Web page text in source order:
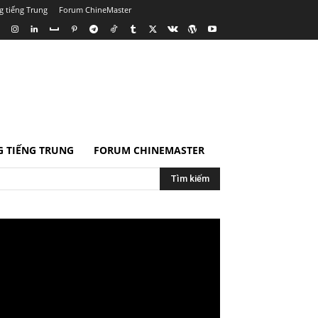
tiếng Trung Forum ChineMaster
TIẾNG TRUNG FORUM CHINEMASTER
Tìm kiếm